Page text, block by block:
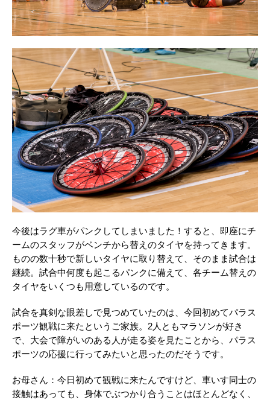
今後はラグ車がパンクしてしまいました！すると、即座にチ
ームのスタッフがベンチから替えのタイヤを持ってきます。
ものの数十秒で新しいタイヤに取り替えて、そのまま試合は
継続。試合中何度も起こるパンクに備えて、各チーム替えの
タイヤをいくつも用意しているのです。
試合を真剣な眼差しで見つめていたのは、今回初めてパラス
ポーツ観戦に来たというご家族。2人ともマラソンが好き
で、大会で障がいのある人が走る姿を見たことから、パラス
ポーツの応援に行ってみたいと思ったのだそうです。
お母さん：今日初めて観戦に来たんですけど、車いす同士の
接触はあっても、身体でぶつかり合うことはほとんどなく、